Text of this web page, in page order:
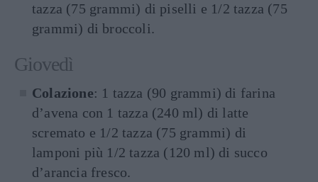
tazza (75 grammi) di piselli e 1/2 tazza (75
grammi) di broccoli.
Giovedì
Colazione: 1 tazza (90 grammi) di farina
d’avena con 1 tazza (240 ml) di latte
scremato e 1/2 tazza (75 grammi) di
lamponi più 1/2 tazza (120 ml) di succo
d’arancia fresco.